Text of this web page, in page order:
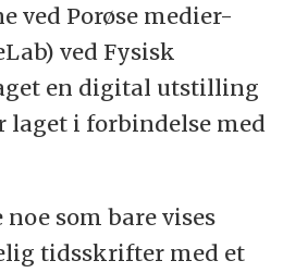
ved Porøse medier-
ved Fysisk
en digital utstilling
laget i forbindelse med
som bare vises
tidsskrifter med et